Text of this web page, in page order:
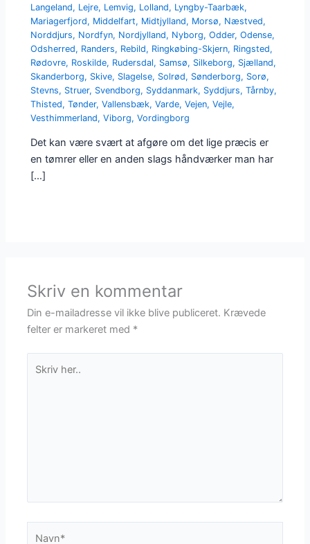
Langeland, Lejre, Lemvig, Lolland, Lyngby-Taarbæk,
Mariagerfjord, Middelfart, Midtjylland, Morsø, Næstved,
Norddjurs, Nordfyn, Nordjylland, Nyborg,Odder,Odense,
Odsherred, Randers, Rebild, Ringkøbing-Skjern, Ringsted,
Rødovre, Roskilde, Rudersdal, Samsø, Silkeborg, Sjælland,
Skanderborg, Skive, Slagelse, Solrød, Sønderborg, Sorø,
Stevns, Struer, Svendborg, Syddanmark, Syddjurs,Tårnby,
Thisted,Tønder,Vallensbæk,Varde,Vejen,Vejle,
Vesthimmerland,Viborg,Vordingborg
Det kan være svært at afgøre om det lige præcis er
en tømrer eller en anden slags håndværker man har
[…]
Skriv en kommentar
Din e-mailadresse vil ikke blive publiceret. Krævede
felter er markeret med *
her..